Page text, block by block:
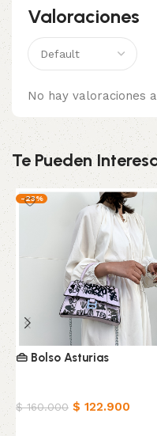
Valoraciones
No hay valoraciones
Te Pueden
-23%
👜 Bolso Asturias
$160.000 $ 122.900